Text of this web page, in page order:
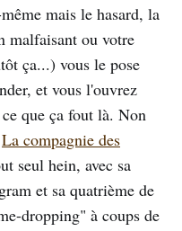
mais le hasard, la
malfaisant ou votre
ça...) vous le pose
et vous l'ouvrez
que ça fout là. Non
La compagnie des
seul hein, avec sa
et sa quatrième de
dropping" à coups de